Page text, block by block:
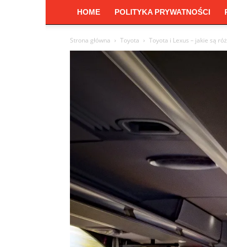
HOME POLITYKA PRYWATNOŚCI
Strona główna Toyota Toyota i Lexus – jakie są